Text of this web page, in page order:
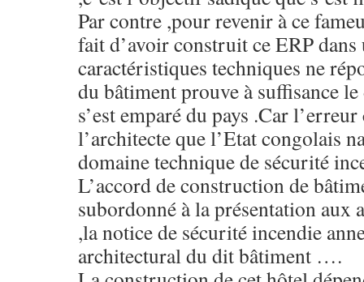
Par contre ,pour revenir à ce
fait d’avoir construit ce ERP
caractéristiques techniques ne
du bâtiment prouve à suffisance
s’est emparé du pays .Car
l’architecte que l’Etat congolais
domaine technique de sécurité
L’accord de construction de
subordonné à la présentation aux
,la notice de sécurité incendie
architectural du dit bâtiment ….